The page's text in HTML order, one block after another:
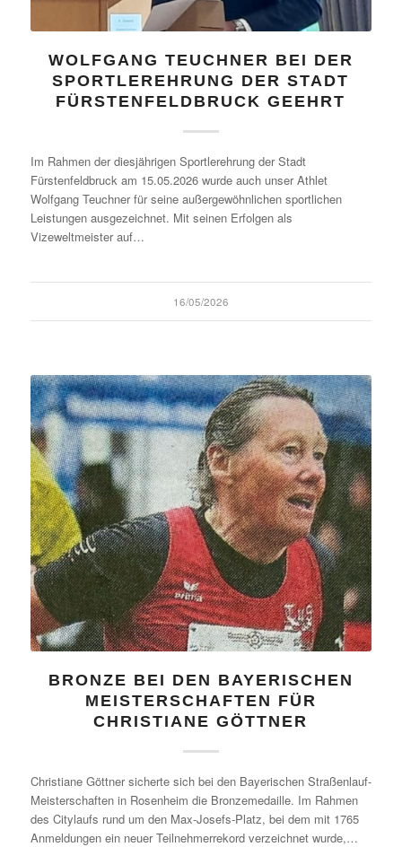
WOLFGANG TEUCHNER BEI DER
SPORTLEREHRUNG DER STADT
FÜRSTENFELDBRUCK GEEHRT
Im Rahmen der diesjährigen Sportlerehrung der Stadt
Fürstenfeldbruck am 15.05.2026 wurde auch unser Athlet
Wolfgang Teuchner für seine außergewöhnlichen sportlichen
Leistungen ausgezeichnet. Mit seinen Erfolgen als
Vizeweltmeister auf…
16/05/2026
BRONZE BEI DEN BAYERISCHEN
MEISTERSCHAFTEN FÜR
CHRISTIANE GÖTTNER
Christiane Göttner sicherte sich bei den Bayerischen Straßenlauf-
Meisterschaften in Rosenheim die Bronzemedaille. Im Rahmen
des Citylaufs rund um den Max-Josefs-Platz, bei dem mit 1765
Anmeldungen ein neuer Teilnehmerrekord verzeichnet wurde,…